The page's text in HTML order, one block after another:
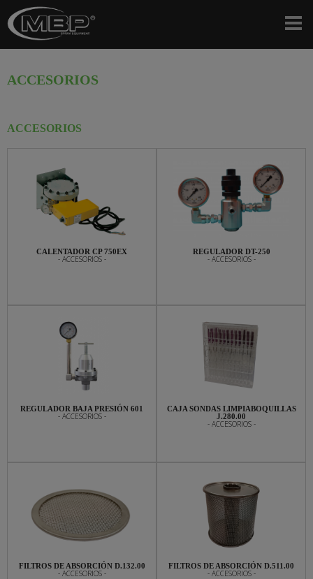
ACCESORIOS
ACCESORIOS
CALENTADOR CP 750EX
- ACCESORIOS -
REGULADOR DT-250
- ACCESORIOS -
REGULADOR BAJA PRESIÓN 601
- ACCESORIOS -
CAJA SONDAS LIMPIABOQUILLAS
J.280.00
- ACCESORIOS -
FILTROS DE ABSORCIÓN D.132.00
- ACCESORIOS -
FILTROS DE ABSORCIÓN D.511.00
- ACCESORIOS -